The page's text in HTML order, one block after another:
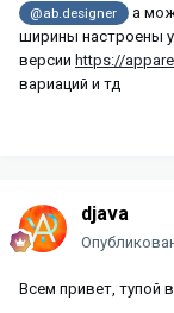
@ab.designer
а
ширины настроены у
версии https://
вариаций и тд
djava
Всем привет, тупой